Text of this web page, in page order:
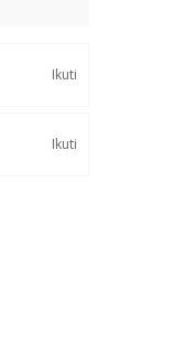
Ikuti
Ikuti